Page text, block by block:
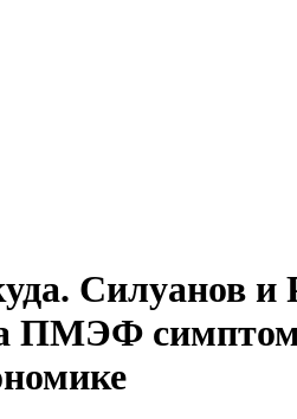
Силуанов
ПМЭФ